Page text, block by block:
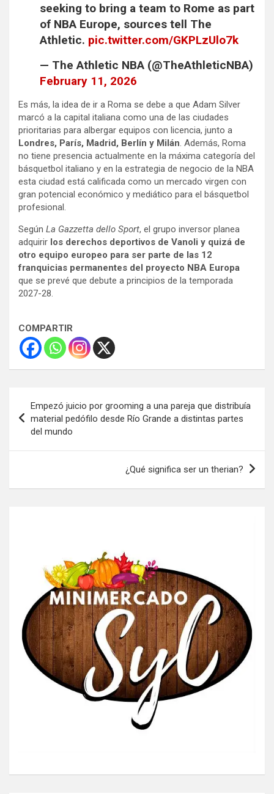
seeking to bring a team to Rome as part
of NBA Europe, sources tell The
Athletic. pic.twitter.com/GKPLzUlo7k
— The Athletic NBA (@TheAthleticNBA)
February 11, 2026
Es más, la idea de ir a Roma se debe a que Adam Silver
marcó a la capital italiana como una de las ciudades
prioritarias para albergar equipos con licencia, junto a
Londres, París, Madrid, Berlín y Milán . Además, Roma
no tiene presencia actualmente en la máxima categoría del
básquetbol italiano y en la estrategia de negocio de la NBA
esta ciudad está calificada como un mercado virgen con
gran potencial económico y mediático para el básquetbol
profesional.
Según La Gazzetta dello Sport, el grupo inversor planea
adquirir los derechos deportivos de Vanoli y quizá de
otro equipo europeo para ser parte de las 12
franquicias permanentes del proyecto NBA Europa
que se prevé que debute a principios de la temporada
2027-28.
COMPARTIR
de
entradas
Empezó juicio por grooming a una pareja que distribuía
material pedófilo desde Río Grande a distintas partes
del mundo
¿Qué significa ser un therian?